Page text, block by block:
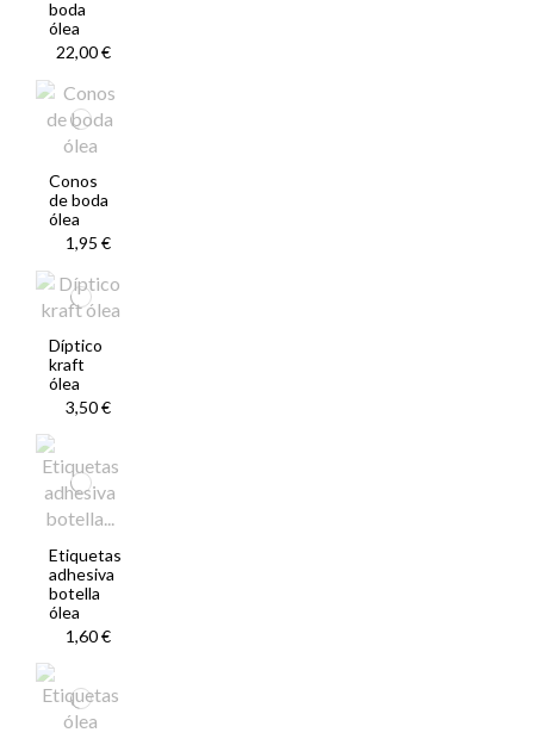
boda
ólea
22,00 €
Conos
de boda
ólea
1,95 €
Díptico
kraft
ólea
3,50 €
Etiquetas
adhesiva
botella
ólea
1,60 €